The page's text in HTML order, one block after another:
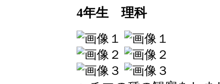
4年生 理科